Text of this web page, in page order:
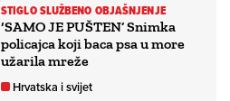
STIGLO SLUŽBENO OBJAŠNJENJE
‘SAMO JE PUŠTEN’ Snimka
policajca koji baca psa u more
užarila mreže
Hrvatska i svijet